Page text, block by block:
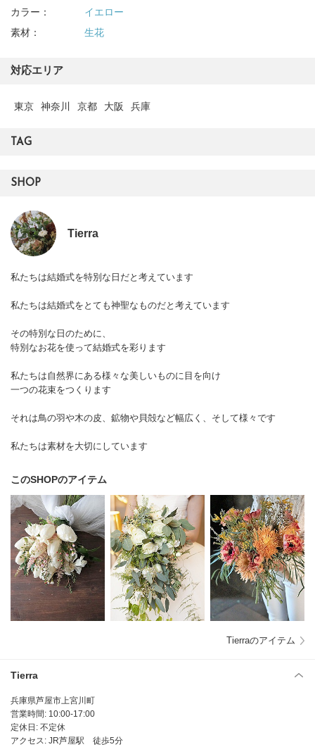
カラー：
イエロー
素材：
生花
対応エリア
東京 神奈川 京都 大阪 兵庫
TAG
SHOP
Tierra
私たちは結婚式を特別な日だと考えています
私たちは結婚式をとても神聖なものだと考えています
その特別な日のために、
特別なお花を使って結婚式を彩ります
私たちは自然界にある様々な美しいものに目を向け
一つの花束をつくります
それは鳥の羽や木の皮、鉱物や貝殻など幅広く、そして様々です
私たちは素材を大切にしています
このSHOPのアイテム
Tierraのアイテム
Tierra
兵庫県芦屋市上宮川町
営業時間: 10:00-17:00
定休日: 不定休
アクセス: JR芦屋駅 徒歩5分